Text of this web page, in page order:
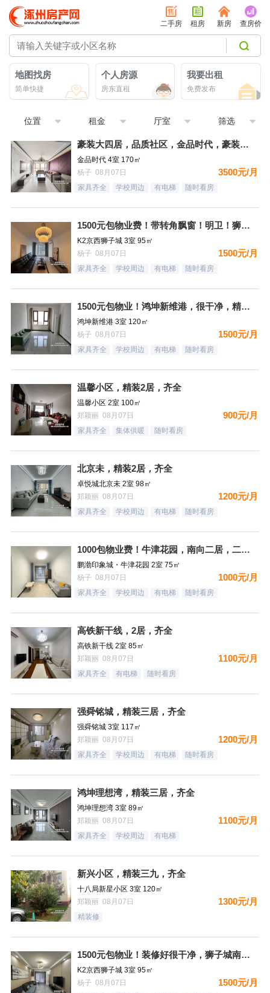
二手房 租房 新房 查房价
地图找房
简单快捷
个人房源
房东直租
我要出租
免费发布
位置 租金 厅室 筛选
豪装大四居，品质社区，金品时代，豪装双卫，看房有钥匙
金品时代 4室 170㎡
杨子 08月07日
3500元/月
家具齐全 学校周边 有电梯 随时看房
1500元包物业费！带转角飘窗！明卫！狮子城，南北通透三居，
K2京西狮子城 3室 95㎡
杨子 08月07日
1500元/月
家具齐全 学校周边 有电梯 随时看房
1500元包物业！鸿坤新维港，很干净，精装自住标准，都齐全，
鸿坤新维港 3室 120㎡
杨子 08月07日
1500元/月
家具齐全 学校周边 有电梯 随时看房
温馨小区，精装2居，齐全
温馨小区 2室 100㎡
郑颖丽 08月07日
900元/月
家具齐全 集体供暖 随时看房
北京未，精装2居，齐全
卓悦城北京未 2室 98㎡
郑颖丽 08月07日
1200元/月
家具齐全 学校周边 有电梯 随时看房
1000包物业费！牛津花园，南向二居，二个空调，看房有钥匙
鹏渤印象城・牛津花园 2室 75㎡
杨子 08月07日
1000元/月
家具齐全 学校周边 有电梯 随时看房
高铁新干线，2居，齐全
高铁新干线 2室 85㎡
郑颖丽 08月07日
1100元/月
家具齐全 有电梯 随时看房
强舜铭城，精装三居，齐全
强舜铭城 3室 117㎡
郑颖丽 08月07日
1200元/月
家具齐全 学校周边 有电梯 随时看房
鸿坤理想湾，精装三居，齐全
鸿坤理想湾 3室 89㎡
郑颖丽 08月07日
1100元/月
家具齐全 学校周边 有电梯
新兴小区，精装三九，齐全
十八局新星小区 3室 120㎡
郑颖丽 08月07日
1300元/月
精装修
1500元包物业！装修好很干净，狮子城南区，三居，都齐全，拎
K2京西狮子城 3室 95㎡
杨子 08月07日
1500元/月